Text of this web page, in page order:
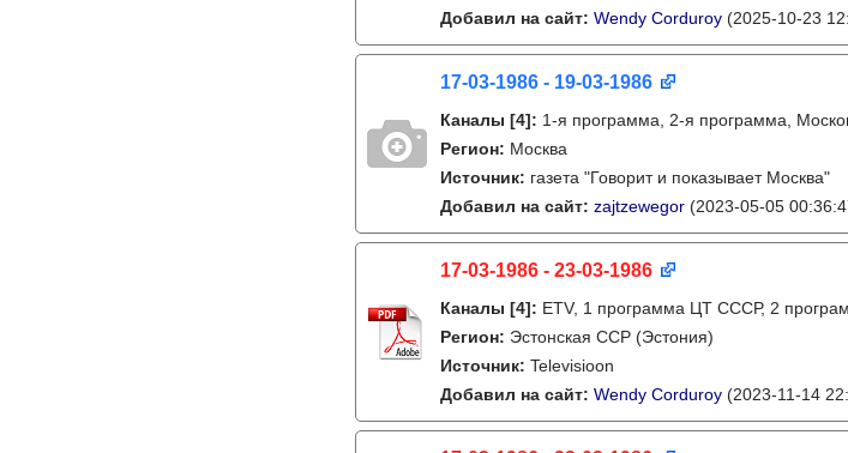
Добавил на сайт: Wendy Corduroy (2025-10-23
17-03-1986 - 19-03-1986
Каналы [4]: 1-я программа, 2-я программа,
Регион: Москва
Источник: газета "Говорит и показывает Москва"
Добавил на сайт: zajtzewegor (2023-05-05
17-03-1986 - 23-03-1986
Каналы [4]: ETV, 1 программа ЦТ СССР, 2
Регион: Эстонская ССР (Эстония)
Источник: Televisioon
Добавил на сайт: Wendy Corduroy (2023-11-14